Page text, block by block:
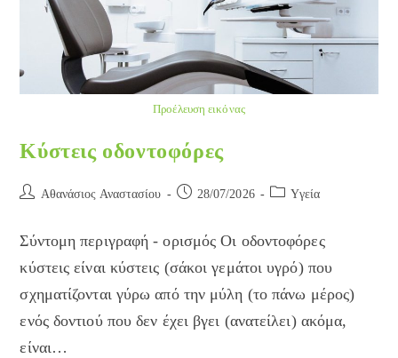
Προέλευση εικόνας
Κύστεις οδοντοφόρες
Post Αθανάσιος Αναστασίου
Post 28/07/2026
PostYγεία
Σύντομη περιγραφή - ορισμός Οι οδοντοφόρες
κύστεις είναι κύστεις (σάκοι γεμάτοι υγρό) που
σχηματίζονται γύρω από την μύλη (το πάνω μέρος)
ενός δοντιού που δεν έχει βγει (ανατείλει) ακόμα,
είναι…